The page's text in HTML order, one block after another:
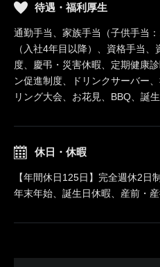
待遇・福利厚生
通勤手当、家族手当（子供手当
（入社4年目以降）、資格手当
度、慶弔・災害休暇、定期健康
ン促進制度、ドリンクサーバー
リング大会、お花見、BBQ、誕生
休日・休暇
【年間休日125日】完全週休2日
年末年始、誕生日休暇、産前・